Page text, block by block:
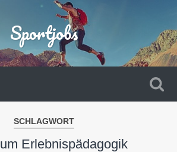
Sportjobs
SCHLAGWORT
Erlebnispädagogik